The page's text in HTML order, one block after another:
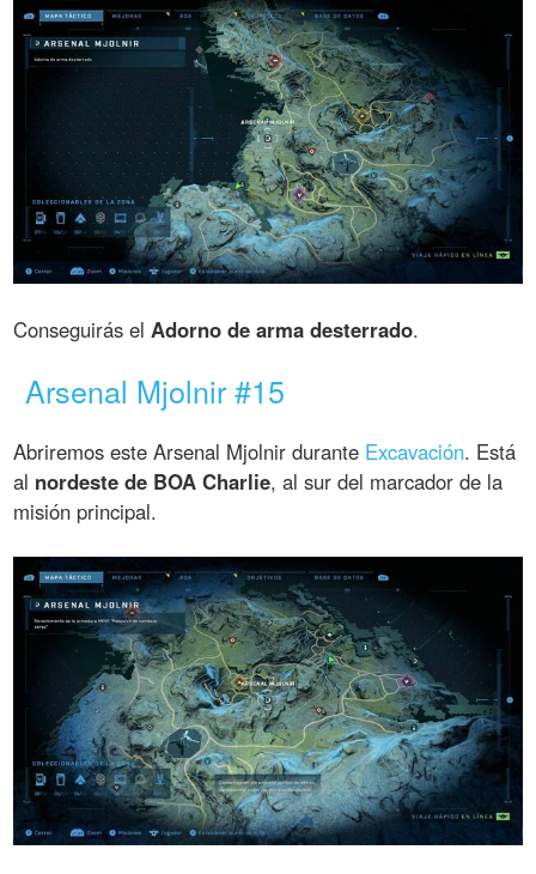
Conseguirás el Adorno de arma desterrado.
Arsenal Mjolnir #15
Abriremos este Arsenal Mjolnir durante Excavación. Está
al nordeste de BOA Charlie, al sur del marcador de la
misión principal.